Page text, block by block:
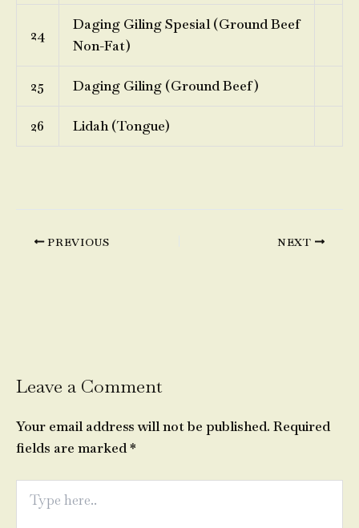
24
Daging Giling Spesial (Ground Beef
Non-Fat)
25 Daging Giling (Ground Beef)
26 Lidah (Tongue)
PREVIOUS NEXT
Leave a Comment
Your email address will not be published. Required
fields are marked*
here..